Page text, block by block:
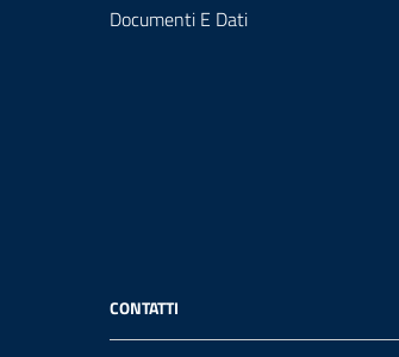
Documenti E Dati
CONTATTI